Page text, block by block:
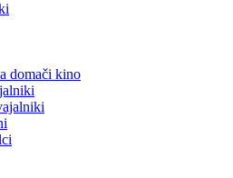
domači kino